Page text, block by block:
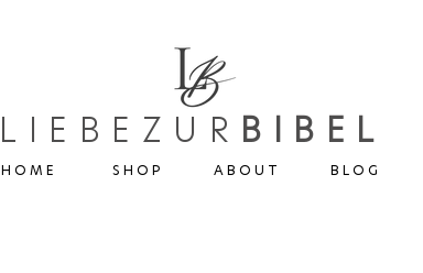
LIEBEZUR BIBEL
H O M E S H O P A B O U T B L O G